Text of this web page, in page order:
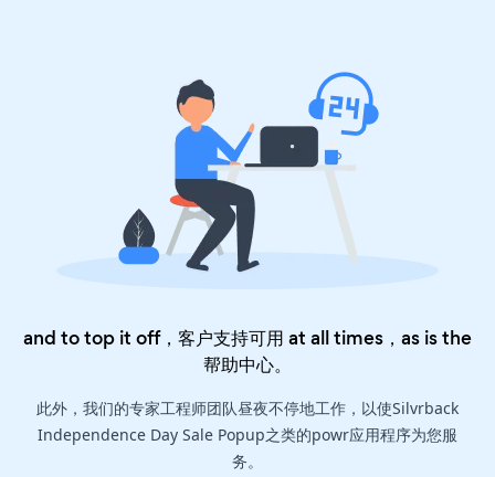
and to top it off，客户支持可用 at all times，as is the
帮助中心。
此外，我们的专家工程师团队昼夜不停地工作，以使Silvrback
Independence Day Sale Popup之类的powr应用程序为您服
务。